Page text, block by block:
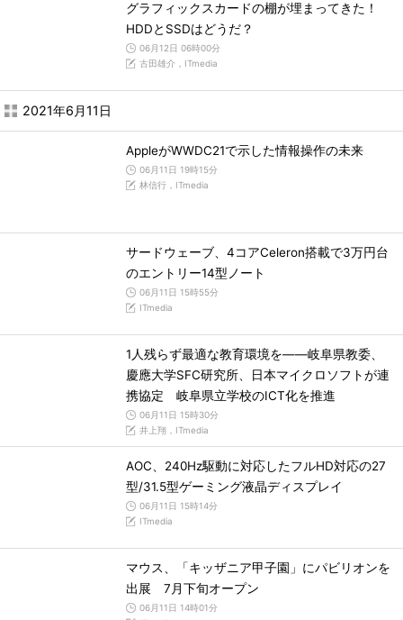
グラフィックスカードの棚が埋まってきた！
HDDとSSDはどうだ？
06月12日 06時00分
古田雄介，ITmedia
2021年6月11日
AppleがWWDC21で示した情報操作の未来
06月11日 19時15分
林信行，ITmedia
サードウェーブ、4コアCeleron搭載で3万円台
のエントリー14型ノート
06月11日 15時55分
ITmedia
1人残らず最適な教育環境を――岐阜県教委、
慶應大学SFC研究所、日本マイクロソフトが連
携協定 岐阜県立学校のICT化を推進
06月11日 15時30分
井上翔，ITmedia
AOC、240Hz駆動に対応したフルHD対応の27
型/31.5型ゲーミング液晶ディスプレイ
06月11日 15時14分
ITmedia
マウス、「キッザニア甲子園」にパビリオンを
出展 7月下旬オープン
06月11日 14時01分